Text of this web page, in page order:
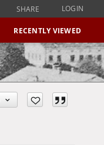
SHARE LOGIN
RECENTLY VIEWED